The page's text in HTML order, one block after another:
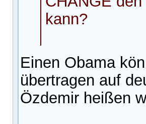
kann?
Einen Obama
übertragen auf
Özdemir heißen